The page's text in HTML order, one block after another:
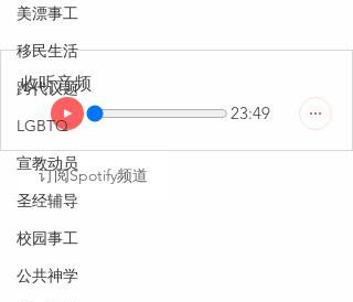
美漂事工
移民生活
跨代议题
LGBTQ
宣教动员
圣经辅导
校园事工
公共神学
收听音频
23:49
订阅Spotify频道